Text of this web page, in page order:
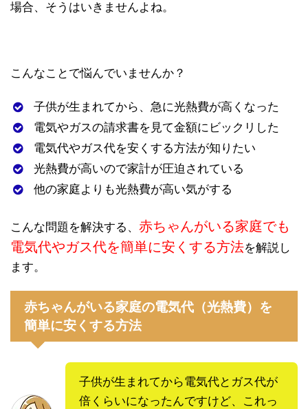
場合、そうはいきませんよね。
こんなことで悩んでいませんか？
子供が生まれてから、急に光熱費が高くなった
電気やガスの請求書を見て金額にビックリした
電気代やガス代を安くする方法が知りたい
光熱費が高いので家計が圧迫されている
他の家庭よりも光熱費が高い気がする
こんな問題を解決する、 赤ちゃんがいる家庭でも
電気代やガス代を簡単に安くする方法を解説し
ます。
赤ちゃんがいる家庭の電気代（光熱費）を
簡単に安くする方法
子供が生まれてから電気代とガス代が
倍くらいになったんですけど、これっ